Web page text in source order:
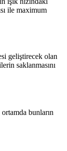
ile maximum
geliştirecek olan
saklanmasını
bunların